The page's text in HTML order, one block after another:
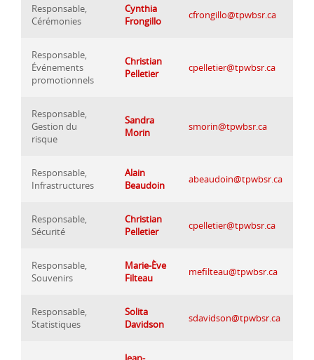
Responsable,
Cérémonies
Cynthia
Frongillo
cfrongillo@tpwbsr.ca
Responsable,
Événements
promotionnels
Christian
Pelletier
cpelletier@tpwbsr.ca
Responsable,
Gestion du
risque
Sandra
Morin
smorin@tpwbsr.ca
Responsable,
Infrastructures
Alain
Beaudoin
abeaudoin@tpwbsr.ca
Responsable,
Sécurité
Christian
Pelletier
cpelletier@tpwbsr.ca
Responsable,
Souvenirs
Marie-Ève
Filteau
mefilteau@tpwbsr.ca
Responsable,
Statistiques
Solita
Davidson
sdavidson@tpwbsr.ca